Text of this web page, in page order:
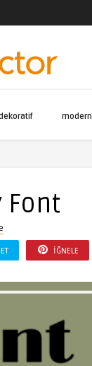
modern
Font
İĞNELE